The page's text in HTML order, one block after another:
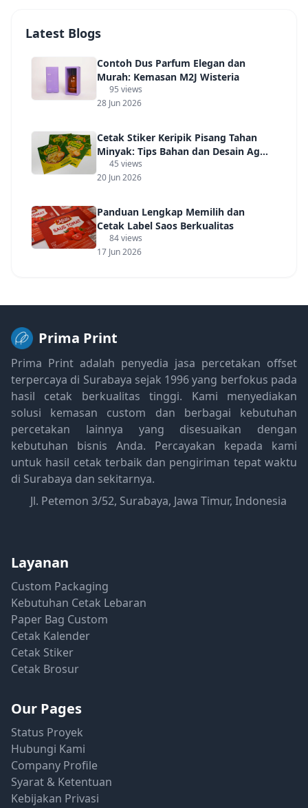
Latest Blogs
Contoh Dus Parfum Elegan dan
Murah: Kemasan M2J Wisteria
95 views
28 Jun 2026
Cetak Stiker Keripik Pisang Tahan
Minyak: Tips Bahan dan Desain Agar
Laris Manis
45 views
20 Jun 2026
Panduan Lengkap Memilih dan
Cetak Label Saos Berkualitas
84 views
17 Jun 2026
Prima Print
Prima Print adalah penyedia jasa percetakan offset
terpercaya di Surabaya sejak 1996 yang berfokus pada
hasil cetak berkualitas tinggi. Kami menyediakan
solusi kemasan custom dan berbagai kebutuhan
percetakan lainnya yang disesuaikan dengan
kebutuhan bisnis Anda. Percayakan kepada kami
untuk hasil cetak terbaik dan pengiriman tepat waktu
di Surabaya dan sekitarnya.
Jl. Petemon 3/52, Surabaya, Jawa Timur, Indonesia
Layanan
Custom Packaging
Kebutuhan Cetak Lebaran
Paper Bag Custom
Cetak Kalender
Cetak Stiker
Cetak Brosur
Our Pages
Status Proyek
Hubungi Kami
Company Profile
Syarat & Ketentuan
Kebijakan Privasi